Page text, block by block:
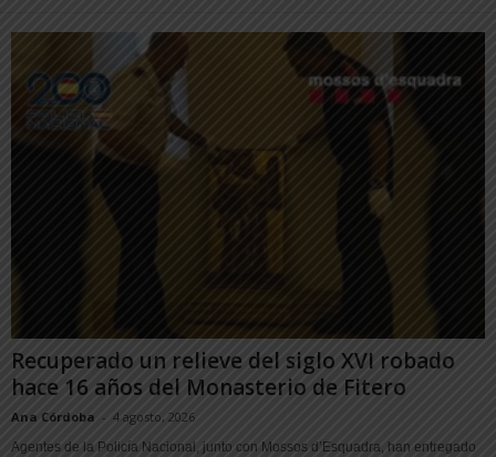
Recuperado un relieve del siglo XVI robado
hace 16 años del Monasterio de Fitero
Ana Córdoba - 4 agosto, 2026
Agentes de la Policía Nacional, junto con Mossos d’Esquadra, han entregado